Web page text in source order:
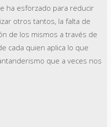
ha esforzado para reducir
otros tantos, la falta de
de los mismos a través de
cada quien aplica lo que
que a veces nos